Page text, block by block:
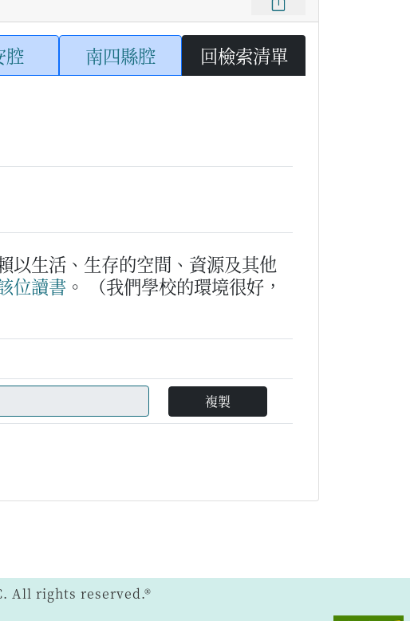
腔 南四縣腔 回檢索清單
以生活、生存的空間、資源及其他
位讀書 。
（我們學校的環境很好，
複製
All rights reserved.®